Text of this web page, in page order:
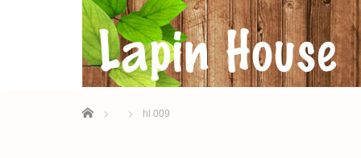
Home hl 009